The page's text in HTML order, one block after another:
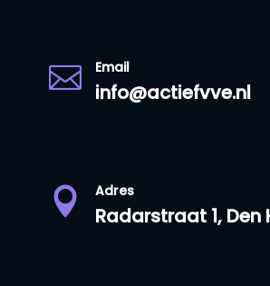
 Email
info@actiefvve.nl
 Adres
Radarstraat 1, Den